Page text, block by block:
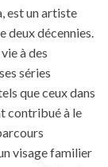
est un artiste
deux décennies.
à des
séries
que ceux dans
contribué à le
visage familier